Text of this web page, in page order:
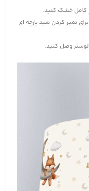
کامل خشک کنید.
تمیز کردن شید پارچه ای
وصل کنید.